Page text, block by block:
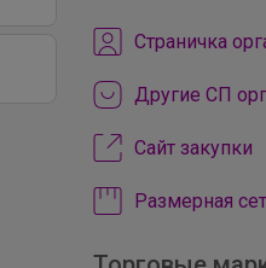
Cтраничка
Другие СП
Сайт закупки
Размерная